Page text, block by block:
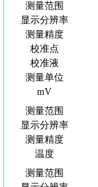
测量范围
显示分辨率
测量精度
校准点
校准液
测量单位
mV
测量范围
显示分辨率
测量精度
温度
测量范围